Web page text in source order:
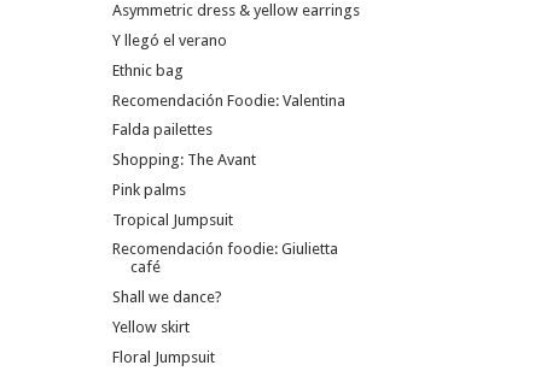
Asymmetric dress & yellow earrings
Y llegó el verano
Ethnic bag
Recomendación Foodie: Valentina
Falda pailettes
Shopping: The Avant
Pink palms
Tropical Jumpsuit
Recomendación foodie: Giulietta
café
Shall we dance?
Yellow skirt
Floral Jumpsuit